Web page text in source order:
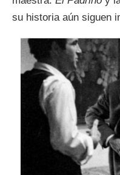
su historia aún siguen